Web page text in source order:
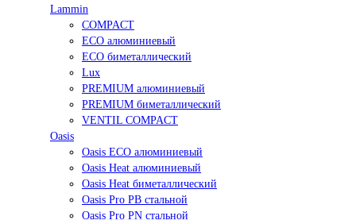
Lammin
COMPACT
ECO алюминиевый
ECO биметаллический
Lux
PREMIUM алюминиевый
PREMIUM биметаллический
VENTIL COMPACT
Oasis
Oasis ECO алюминиевый
Oasis Heat алюминиевый
Oasis Heat биметаллический
Oasis Pro PB стальной
Oasis Pro PN стальной